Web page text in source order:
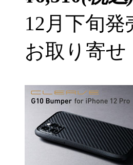
12月下旬発
お取り寄せ